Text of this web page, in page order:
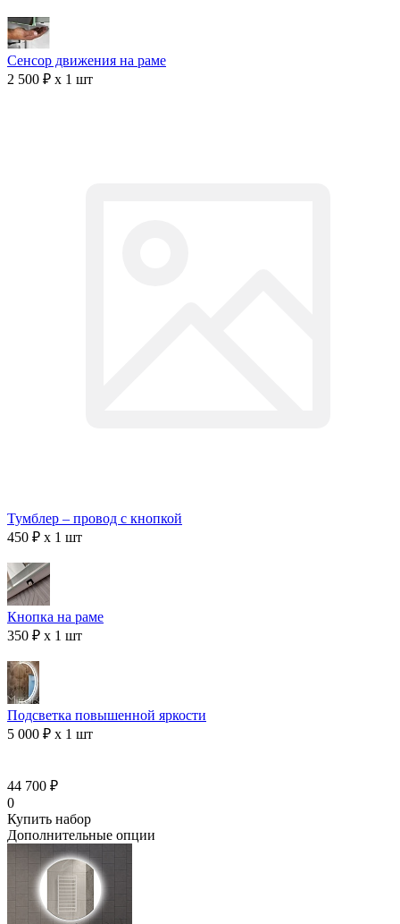
Сенсор движения на раме
2 500 ₽ x 1 шт
Тумблер – провод с кнопкой
450 ₽ x 1 шт
Кнопка на раме
350 ₽ x 1 шт
Подсветка повышенной яркости
5 000 ₽ x 1 шт
44 700 ₽
0
Купить набор
Дополнительные опции